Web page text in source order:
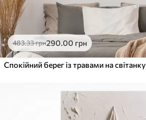
483.33грн290.00 грн
Спокійний берег із травами на світанку